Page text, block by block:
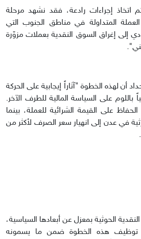
إجراءات رادعة، فقد نشهد مرحلة
المتداولة في مناطق الجنوب التي
إلى إغراق السوق النقدية بعملات مزوّرة
أن لهذه الخطوة "آثاراً إيجابية على الحركة
باللوم على السياسة المالية للطرف الآخر.
على القيمة الشرائية للعملة، بينما
في عدن إلى انهيار سعر الصرف لأكثر من
الحوثية بمعزل عن أبعادها السياسية،
توظيف هذه الخطوة ضمن ما يسمونه